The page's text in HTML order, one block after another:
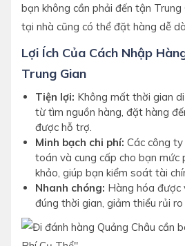
bạn không cần phải đến tận Trung
tại nhà cũng có thể đặt hàng dễ
Lợi Ích Của Cách Nhập
Trung Gian
Tiện lợi: Không mất thời gian
từ tìm nguồn hàng, đặt hàng
được hỗ trợ.
Minh bạch chi phí: Các công
toán và cung cấp cho bạn mức
khảo, giúp bạn kiểm soát tài
Nhanh chóng: Hàng hóa được
đúng thời gian, giảm thiểu rủi